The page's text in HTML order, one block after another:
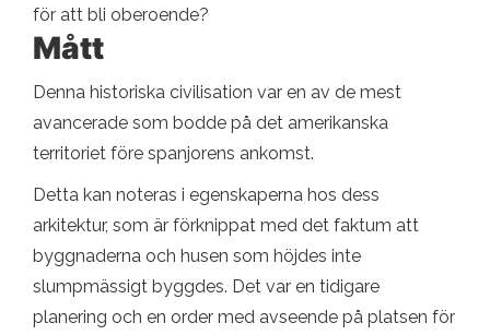
för att bli oberoende?
Mått
Denna historiska civilisation var en av de mest
avancerade som bodde på det amerikanska
territoriet före spanjorens ankomst.
Detta kan noteras i egenskaperna hos dess
arkitektur, som är förknippat med det faktum att
byggnaderna och husen som höjdes inte
slumpmässigt byggdes. Det var en tidigare
planering och en order med avseende på platsen för